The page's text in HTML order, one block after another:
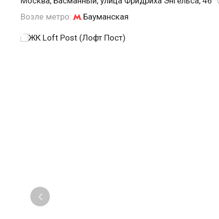
Возле метро:
Бауманская